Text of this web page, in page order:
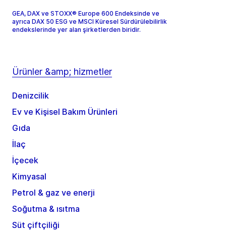
GEA, DAX ve STOXX® Europe 600 Endeksinde ve
ayrıca DAX 50 ESG ve MSCI Küresel Sürdürülebilirlik
endekslerinde yer alan şirketlerden biridir.
Ürünler &amp; hizmetler
Denizcilik
Ev ve Kişisel Bakım Ürünleri
Gıda
İlaç
İçecek
Kimyasal
Petrol & gaz ve enerji
Soğutma & ısıtma
Süt çiftçiliği